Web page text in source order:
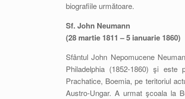
biografiile următoare.
Sf. John Neumann
(28 martie 1811 – 5 ianuarie 1860)
Sfântul John Nepomucene
Philadelphia (1852-1860) şi
Prachatice, Boemia, pe teritoriul
Austro-Ungar. A urmat şcoala la